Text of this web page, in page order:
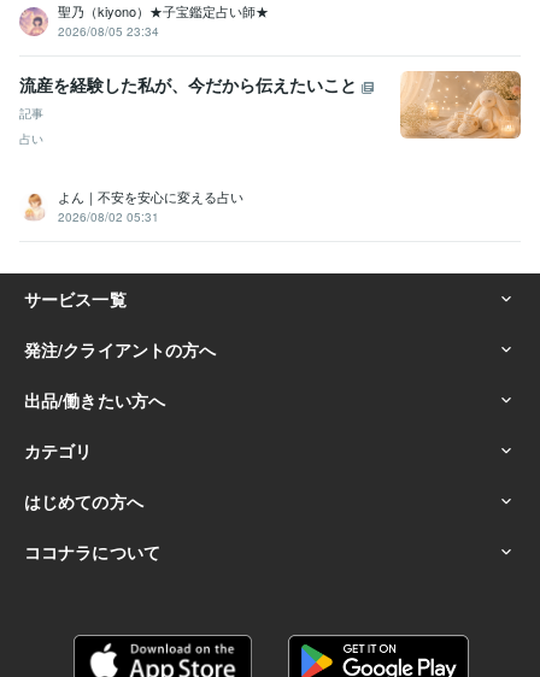
聖乃（kiyono）★子宝鑑定占い師★
2026/08/05 23:34
流産を経験した私が、今だから伝えたいこと
記事
占い
よん｜不安を安心に変える占い
2026/08/02 05:31